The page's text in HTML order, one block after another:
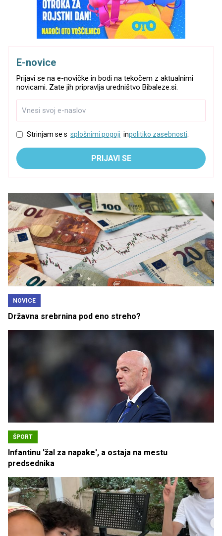
E-novice
Prijavi se na e-novičke in bodi na tekočem z aktualnimi
novicami. Zate jih pripravlja uredništvo Bibaleze.si.
Strinjam se s splošnimi pogoji inpolitiko zasebnosti.
PRIJAVI SE
NOVICE
Državna srebrnina pod eno streho?
ŠPORT
Infantinu 'žal za napake', a ostaja na mestu
predsednika